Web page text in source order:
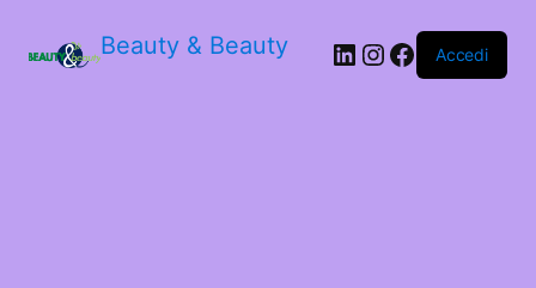
Beauty & Beauty LinkedIn
Instagram
Facebook
Accedi